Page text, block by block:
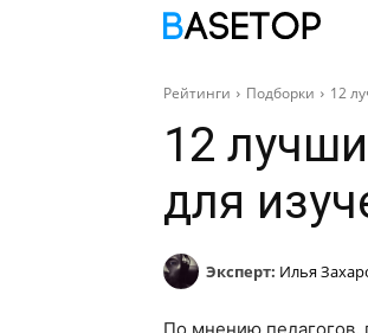
Рейтинги Подборки 12
12
для
Эксперт: Илья
По мнению педагогов,